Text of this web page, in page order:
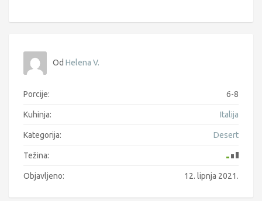
Od Helena V.
Porcije: 6-8
Kuhinja: Italija
Kategorija: Desert
Težina:
Objavljeno: 12. lipnja 2021.